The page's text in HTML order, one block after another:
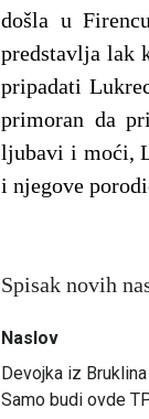
došla u
predstavlja lak
pripadati
primoran da
ljubavi i moći,
i njegove
Spisak novih
Naslov
Devojka iz
Samo budi ovde